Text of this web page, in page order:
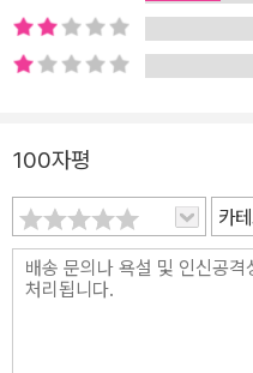
자나무처럼 풍상 속에서 무너
었다. _‘펴내며’ 중에서 나는 이 명쾌한 해설 앞에서 새삼 황석영 선생
의 문학적 깊이에 압도당했다.
신수정(문학평론가)*그러나 문
이들의 나에 대한 사랑에 있다
야기는 20년 전 이야기이지요’
소급해가면서 새로운 여유를
경이는 나를 늙게 하는 동시에
100자평
카